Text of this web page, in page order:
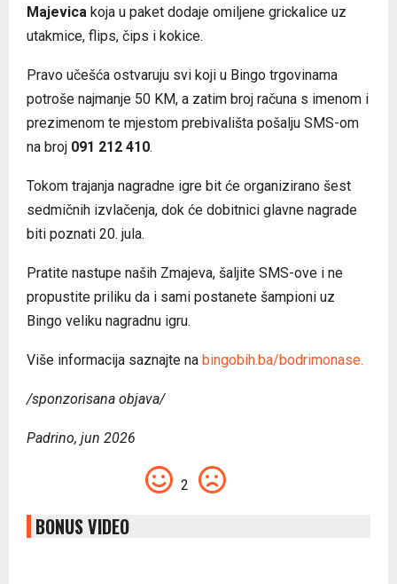
Majevica koja u paket dodaje omiljene grickalice uz
utakmice, flips, čips i kokice.
Pravo učešća ostvaruju svi koji u Bingo trgovinama
potroše najmanje 50 KM, a zatim broj računa s imenom i
prezimenom te mjestom prebivališta pošalju SMS-om
na broj 091 212 410.
Tokom trajanja nagradne igre bit će organizirano šest
sedmičnih izvlačenja, dok će dobitnici glavne nagrade
biti poznati 20. jula.
Pratite nastupe naših Zmajeva, šaljite SMS-ove i ne
propustite priliku da i sami postanete šampioni uz
Bingo veliku nagradnu igru.
Više informacija saznajte na bingobih.ba/bodrimonase.
/sponzorisana objava/
Padrino, jun 2026
2
BONUS VIDEO